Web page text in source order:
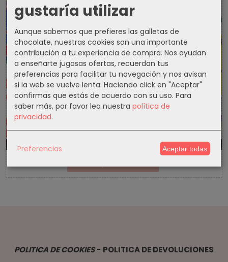
POLITICA DE COOKIES- POLITICA DE DEVOLUCIONES
gustaría utilizar
Aunque sabemos que prefieres las galletas de
chocolate, nuestras cookies son una importante
contribución a tu experiencia de compra. Nos ayudan
a enseñarte jugosas ofertas, recuerdan tus
preferencias para facilitar tu navegación y nos avisan
si la web se vuelve lenta. Haciendo click en "Aceptar"
confirmas que estás de acuerdo con su uso. Para
saber más, por favor lea nuestra política de
privacidad.
Preferencias Aceptar todas